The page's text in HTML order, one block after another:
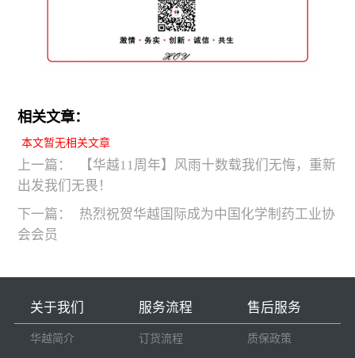
相关文章：
本文暂无相关文章
上一篇：
【华越11周年】风雨十数载我们无悔，重新
出发我们无畏！
下一篇：
热烈祝贺华越国际成为中国化学制药工业协
会会员
关于我们
华越简介
服务流程
订货流程
售后服务
质保政策